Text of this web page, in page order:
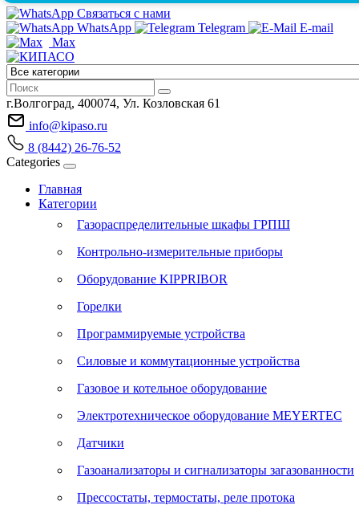
Связаться с нами
WhatsApp
Telegram
E-mail
Max
г.Волгоград, 400074, Ул. Козловская 61
info@kipaso.ru
8 (8442) 26-76-52
Categories
Главная
Категории
Газораспределительные шкафы ГРПШ
Контрольно-измерительные приборы
Оборудование KIPPRIBOR
Горелки
Программируемые устройства
Силовые и коммутационные устройства
Газовое и котельное оборудование
Электротехническое оборудование MEYERTEC
Датчики
Газоанализаторы и сигнализаторы загазованности
Прессостаты, термостаты, реле протока